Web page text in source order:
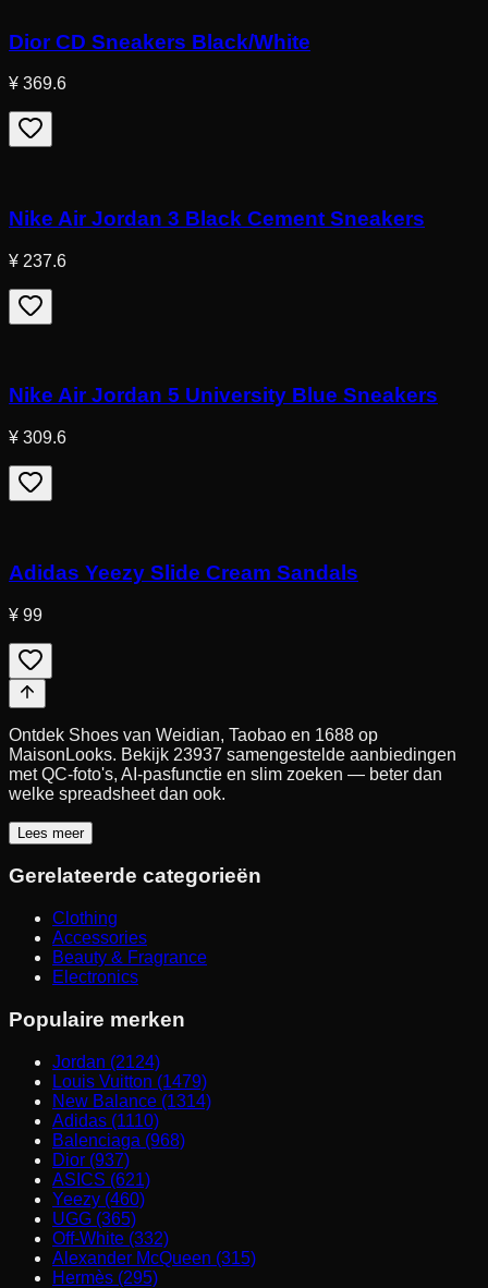
Dior CD Sneakers Black/White
¥ 369.6
Nike Air Jordan 3 Black Cement Sneakers
¥ 237.6
Nike Air Jordan 5 University Blue Sneakers
¥ 309.6
Adidas Yeezy Slide Cream Sandals
¥ 99
Ontdek Shoes van Weidian, Taobao en 1688 op
MaisonLooks. Bekijk 23937 samengestelde aanbiedingen
met QC-foto's, AI-pasfunctie en slim zoeken — beter dan
welke spreadsheet dan ook.
Lees meer
Gerelateerde categorieën
Clothing
Accessories
Beauty & Fragrance
Electronics
Populaire merken
Jordan (2124)
Louis Vuitton (1479)
New Balance (1314)
Adidas (1110)
Balenciaga (968)
Dior (937)
ASICS (621)
Yeezy (460)
UGG (365)
Off-White (332)
Alexander McQueen (315)
Hermès (295)